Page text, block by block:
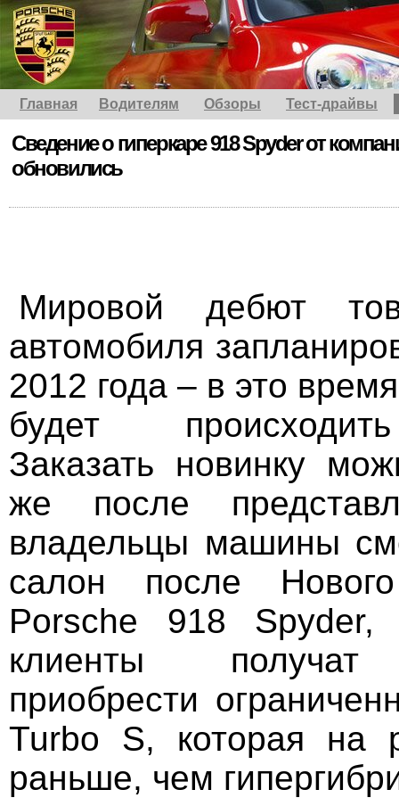
Главная Водителям Обзоры Тест-драйвы
Сведение о гиперкаре 918 Spyder от
обновились
Мировой дебют
автомобиля
2012 года – в это
будет
Заказать новинку
же после
владельцы машины
салон после
Porsche 918 Spyder,
клиенты получат
приобрести
Turbo S, которая на
раньше, чем